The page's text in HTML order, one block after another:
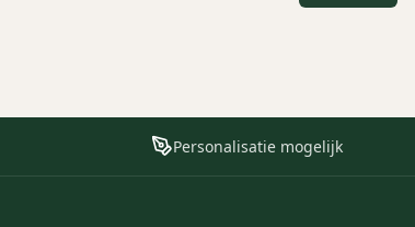
Personalisatie mogelijk